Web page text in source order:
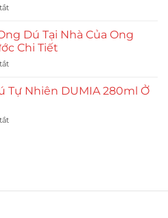
Vườn
Tác
Gì?
7
Ích
Lưu
ở
Chọn
Mật
Ong
Dú:
Mẹo
Mật
Dú Tại Nhà Của Ong
Chi Tiết
ở
Trình
Nuôi
Dú
Nhà:
Tự Nhiên DUMIA 280ml Ở
ở
Nhiên